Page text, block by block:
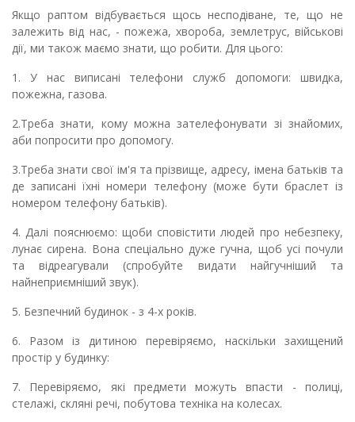
Якщо раптом відбувається щось несподіване, те, що не
залежить від нас, - пожежа, хвороба, землетрус, військові
дії, ми також маємо знати, що робити. Для цього:
1. У нас виписані телефони служб допомоги: швидка,
пожежна, газова.
2.Треба знати, кому можна зателефонувати зі знайомих,
аби попросити про допомогу.
3.Треба знати свої ім'я та прізвище, адресу, імена батьків та
де записані їхні номери телефону (може бути браслет із
номером телефону батьків).
4. Далі пояснюємо: щоби сповістити людей про небезпеку,
лунає сирена. Вона спеціально дуже гучна, щоб усі почули
та відреагували (спробуйте видати найгучніший та
найнеприємніший звук).
5. Безпечний будинок - з 4-х років.
6. Разом із дитиною перевіряємо, наскільки захищений
простір у будинку:
7. Перевіряємо, які предмети можуть впасти - полиці,
стелажі, скляні речі, побутова техніка на колесах.